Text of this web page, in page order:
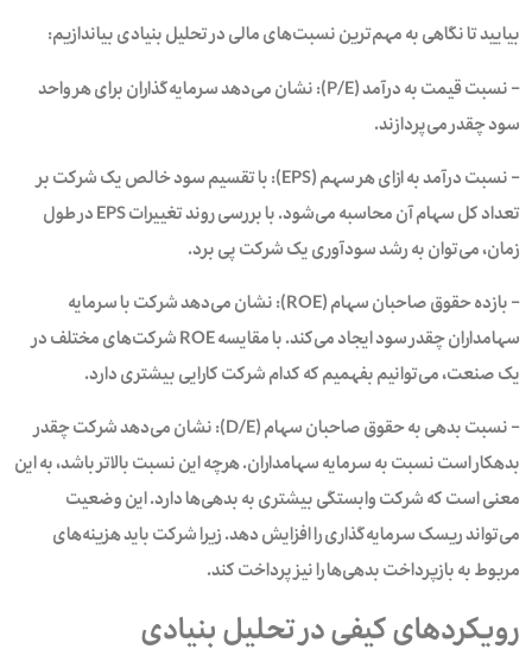
بیایید تا نگاهی به مهم‌ترین نسبت‌های مالی در تحلیل بنیادی بیاندازیم:
– نسبت قیمت به درآمد (P/E): نشان می‌دهد سرمایه‌گذاران برای هر واحد
سود چقدر می‌پردازند.
– نسبت درآمد به ازای هر سهم (EPS): با تقسیم سود خالص یک شرکت بر
تعداد کل سهام آن محاسبه می‌شود. با بررسی روند تغییرات EPS در طول
زمان، می‌توان به رشد سودآوری یک شرکت پی برد.
– بازده حقوق صاحبان سهام (ROE): نشان می‌دهد شرکت با سرمایه
سهامداران چقدر سود ایجاد می‌کند. با مقایسه ROE شرکت‌های مختلف در
یک صنعت، می‌توانیم بفهمیم که کدام شرکت کارایی بیشتری دارد.
– نسبت بدهی به حقوق صاحبان سهام (D/E): نشان می‌دهد شرکت چقدر
بدهکار است نسبت به سرمایه سهامداران. هرچه این نسبت بالاتر باشد، به این
معنی است که شرکت وابستگی بیشتری به بدهی‌ها دارد. این وضعیت
می‌تواند ریسک سرمایه‌گذاری را افزایش دهد. زیرا شرکت باید هزینه‌های
مربوط به بازپرداخت بدهی‌ها را نیز پرداخت کند.
رویکردهای کیفی در تحلیل بنیادی